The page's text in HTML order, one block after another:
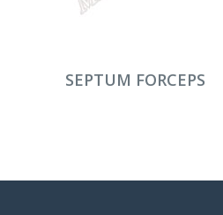
DEVAMINI OKU
SEPTUM FORCEPS